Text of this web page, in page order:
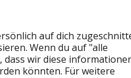
auf dich
Wenn du auf "alle
dass wir diese
könnten. Für weitere